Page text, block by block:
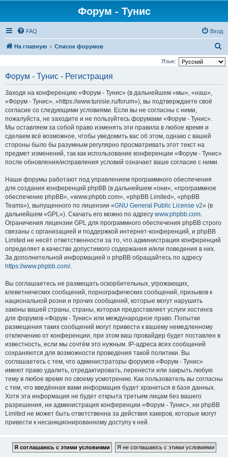
Форум - Тунис
FAQ Вход
На главную Список форумов
о
Язык:
Форум - Тунис - Регистрация
Заходя на конференцию «Форум - Тунис» (в дальнейшем «мы», «наш»,
«Форум - Тунис», «https://www.tunisie.ru/forum»), вы подтверждаете своё
согласие со следующими условиями. Если вы не согласны с ними,
пожалуйста, не заходите и не пользуйтесь форумами «Форум - Тунис».
Мы оставляем за собой право изменять эти правила в любое время и
сделаем всё возможное, чтобы уведомить вас об этом, однако с вашей
стороны было бы разумным регулярно просматривать этот текст на
предмет изменений, так как использование конференции «Форум - Тунис»
после обновления/исправления условий означает ваше согласие с ними.
Наши форумы работают под управлением программного обеспечения
для создания конференций phpBB (в дальнейшем «они», «программное
обеспечение phpBB», «www.phpbb.com», «phpBB Limited», «phpBB
Teams»), выпущенного по лицензии «GNU General Public License v2» (в
дальнейшем «GPL»). Скачать его можно по адресу www.phpbb.com.
Ограничения лицензии GPL для программного обеспечения phpBB строго
связаны с организацией и поддержкой интернет-конференций, и phpBB
Limited не несёт ответственности за то, что администрация конференций
определяет в качестве допустимого содержания и/или поведения в них.
За дополнительной информацией о phpBB обращайтесь по адресу
https://www.phpbb.com/.
Вы соглашаетесь не размещать оскорбительных, угрожающих,
клеветнических сообщений, порнографических сообщений, призывов к
национальной розни и прочих сообщений, которые могут нарушить
законы вашей страны, страны, которая предоставляет услуги хостинга
для форумов «Форум - Тунис» или международное право. Попытки
размещения таких сообщений могут привести к вашему немедленному
отключению от конференции, при этом ваш провайдер будет поставлен в
известность, если мы сочтём это нужным. IP-адреса всех сообщений
сохраняются для возможности проведения такой политики. Вы
соглашаетесь с тем, что администраторы форумов «Форум - Тунис»
имеют право удалить, отредактировать, перенести или закрыть любую
тему в любое время по своему усмотрению. Как пользователь вы согласны
с тем, что введённая вами информация будет храниться в базе данных.
Хотя эта информация не будет открыта третьим лицам без вашего
разрешения, ни администрация конференции «Форум - Тунис», ни phpBB
Limited не может быть ответственна за действия хакеров, которые могут
привести к несанкционированному доступу к ней.